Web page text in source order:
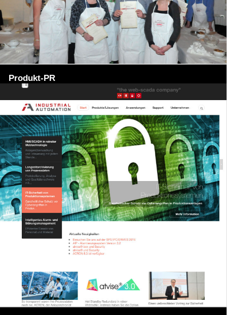
Produkt-PR